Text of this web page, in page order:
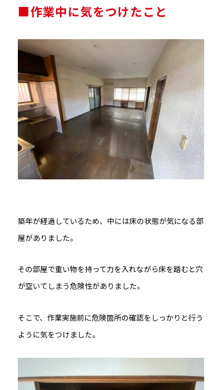
■作業中に気をつけたこと
築年が経過しているため、中には床の状態が気になる部
屋がありました。
その部屋で重い物を持って力を入れながら床を踏むと穴
が空いてしまう危険性がありました。
そこで、作業実施前に危険箇所の確認をしっかりと行う
ように気をつけました。